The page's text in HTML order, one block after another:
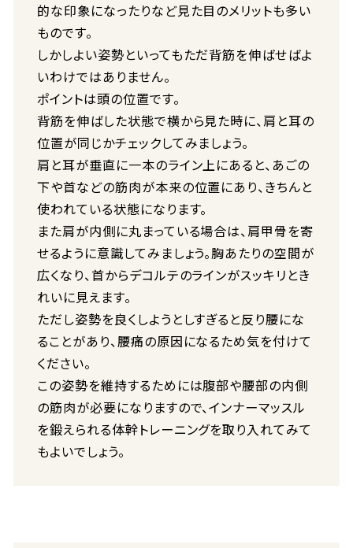
的な印象になったりなど見た目のメリットも多い
ものです。
しかしよい姿勢といってもただ背筋を伸ばせばよ
いわけではありません。
ポイントは頭の位置です。
背筋を伸ばした状態で横から見た時に、肩と耳の
位置が同じかチェックしてみましょう。
肩と耳が垂直に一本のライン上にあると、あごの
下や首などの筋肉が本来の位置にあり、きちんと
使われている状態になります。
また肩が内側に丸まっている場合は、肩甲骨を寄
せるように意識してみましょう。胸あたりの空間が
広くなり、首からデコルテのラインがスッキリとき
れいに見えます。
ただし姿勢を良くしようとしすぎると反り腰にな
ることがあり、腰痛の原因になるため気を付けて
ください。
この姿勢を維持するためには腹部や腰部の内側
の筋肉が必要になりますので、インナーマッスル
を鍛えられる体幹トレーニングを取り入れてみて
もよいでしょう。